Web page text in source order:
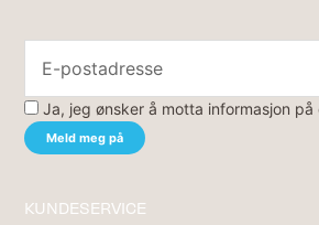
Ja, jeg ønsker å motta informasjon
KUNDESERVICE